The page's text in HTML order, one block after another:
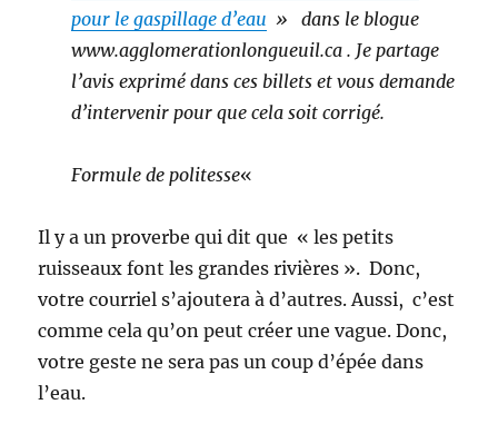
pour le gaspillage d’eau » dans le blogue
www.agglomerationlongueuil.ca . Je partage
l’avis exprimé dans ces billets et vous demande
d’intervenir pour que cela soit corrigé.
Formule de politesse«
Il y a un proverbe qui dit que « les petits
ruisseaux font les grandes rivières ». Donc,
votre courriel s’ajoutera à d’autres. Aussi, c’est
comme cela qu’on peut créer une vague. Donc,
votre geste ne sera pas un coup d’épée dans
l’eau.